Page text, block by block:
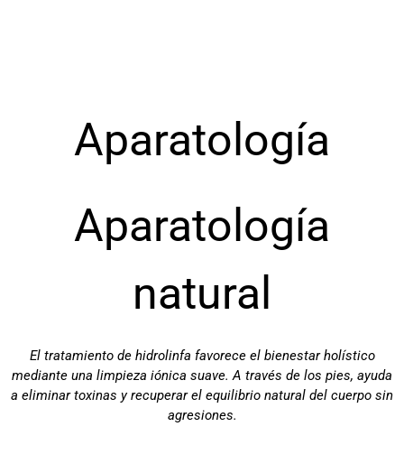
Aparatología
Aparatología
natural
El tratamiento de hidrolinfa favorece el bienestar holístico
mediante una limpieza iónica suave. A través de los pies, ayuda
a eliminar toxinas y recuperar el equilibrio natural del cuerpo sin
agresiones.